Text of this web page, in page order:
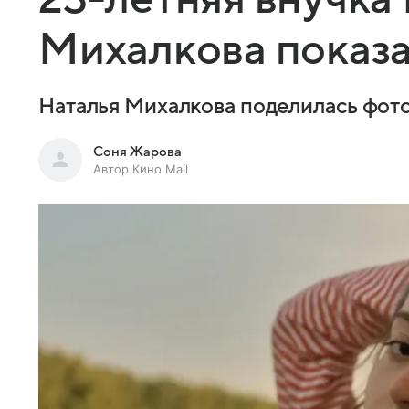
Михалкова
Наталья Михалкова поделилась
Соня Жарова
Автор Кино Mail